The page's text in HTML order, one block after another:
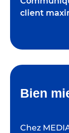
client
Bien
Chez MEDIAPOSTE, nous portons une